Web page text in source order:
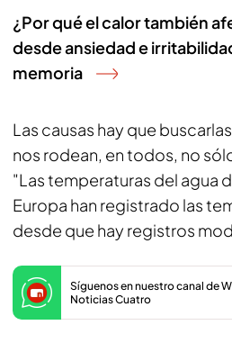
¿Por qué el calor también
desde ansiedad e
memoria
Las causas hay que
nos rodean, en todos, no
"Las temperaturas del agua
Europa han registrado las
desde que hay registros
Síguenos en nuestro canal de
Noticias Cuatro